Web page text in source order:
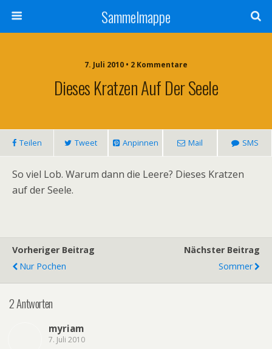
Sammelmappe
7. Juli 2010 • 2 Kommentare
Dieses Kratzen Auf Der Seele
Teilen Tweet Anpinnen Mail SMS
So viel Lob. Warum dann die Leere? Dieses Kratzen
auf der Seele.
Vorheriger Beitrag
Nur Pochen
Nächster Beitrag
Sommer
2 Antworten
myriam
7. Juli 2010